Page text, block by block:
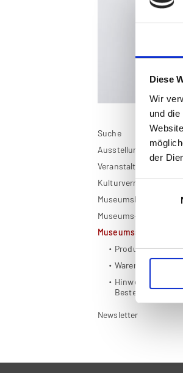
Diese
Wir
und
der
Suche
Ausstellungen
Veranstaltungen
Kulturvermittlung
Museumskarte OÖ
Museums-App
Museumsshop
Produkte
Warenkorb
Hinweise zur
Bestellabwicklung
Newsletter